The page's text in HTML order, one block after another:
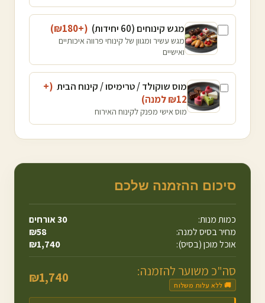
מגש קינוחים (60 יחידות) (+₪
180
)
מגש עשיר ומגוון של קינוחי פרווה איכותיים
ואישיים
מוס שוקולד / טרימיסו / קינוח הבית (+
₪12 למנה)
מוס אישי מפנק לקינוח האירוח
סיכום ההזמנה שלכם
כמות מנות: 30אורחים
מחיר בסיס למנה:
₪58
אוכל מוכן (בסיס):
₪1,740
סה"כ משוער להזמנה:
🚚 ללא עלות משלוח ₪1,740